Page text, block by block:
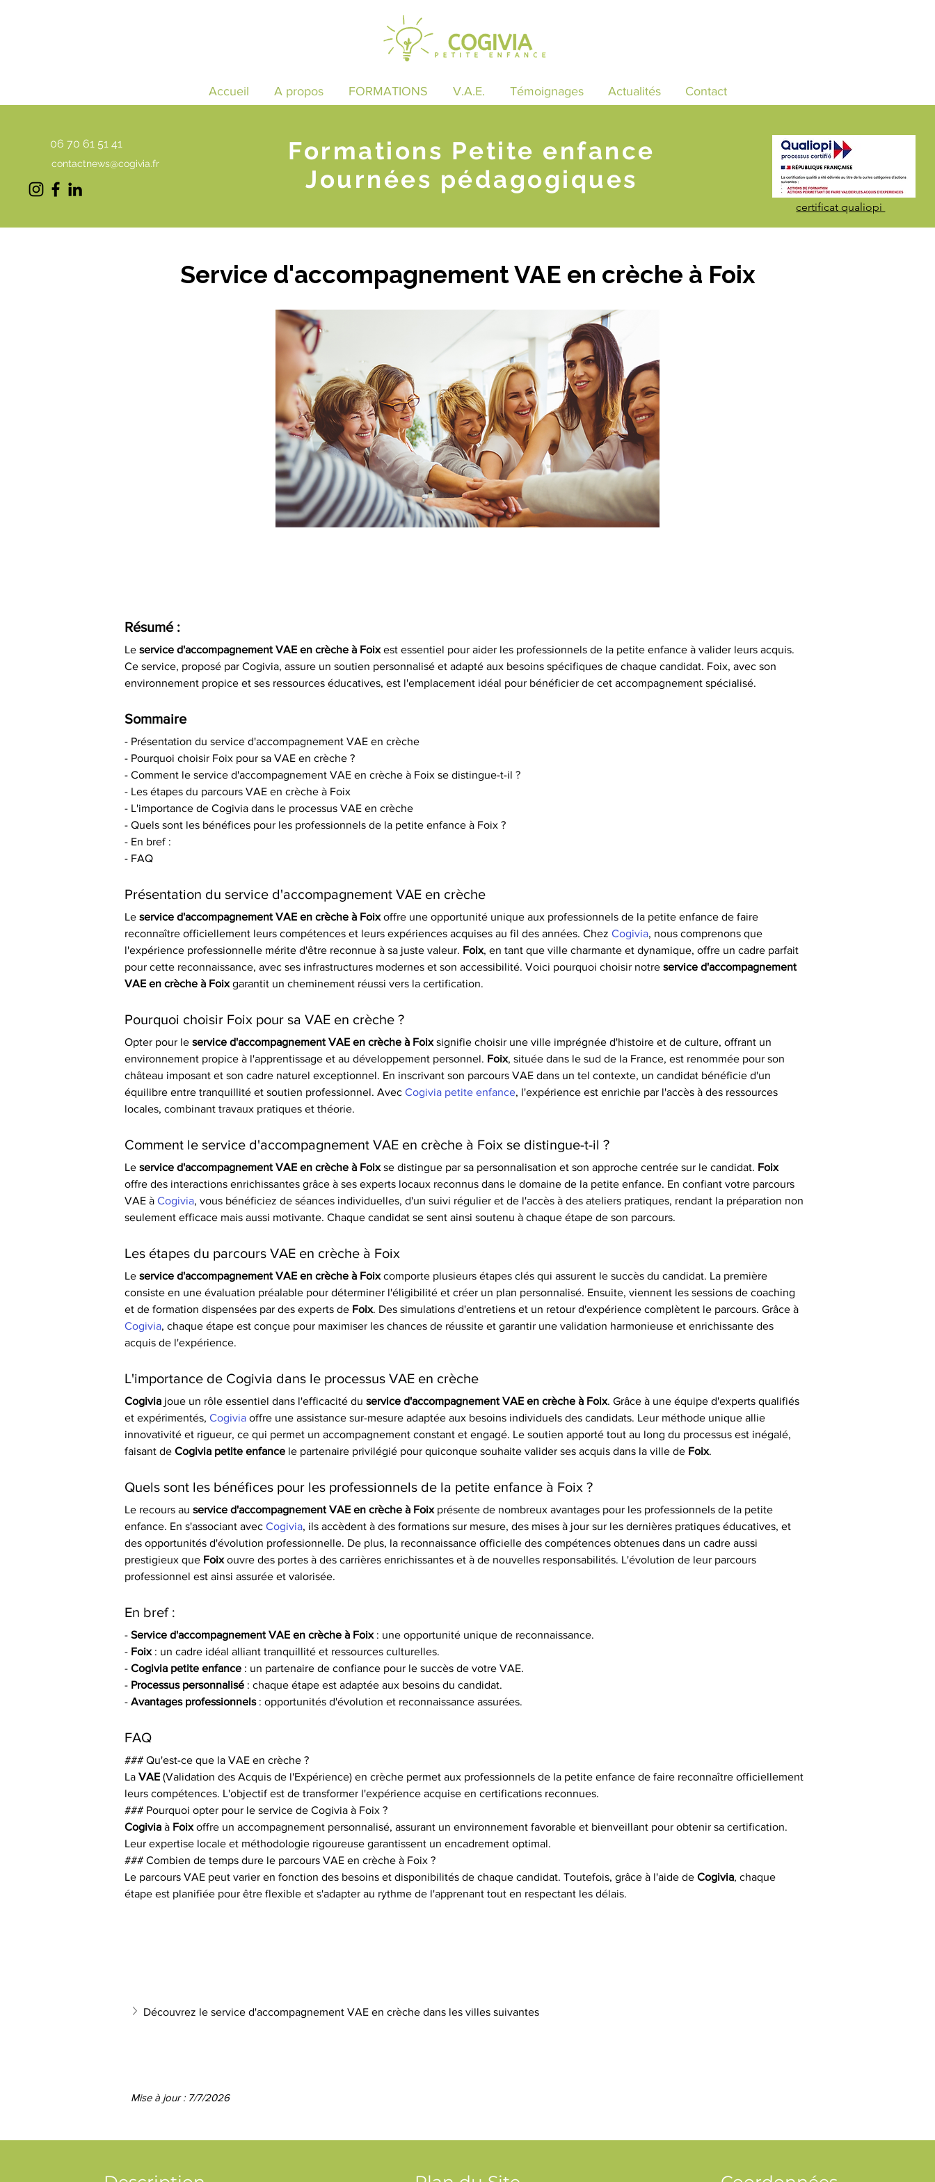
Accueil A propos FORMATIONS V.A.E. Témoignages Actualités Contact
06 70 61 51 41
contactnews@cogivia.fr
Formations Petite enfance
Journées pédagogiques
certificat qualiopi
Service d'accompagnement VAE en crèche à Foix
Résumé :
Le service d'accompagnement VAE en crèche à Foix est essentiel pour aider les professionnels de la petite enfance à valider leurs acquis.
Ce service, proposé par Cogivia, assure un soutien personnalisé et adapté aux besoins spécifiques de chaque candidat. Foix, avec son
environnement propice et ses ressources éducatives, est l'emplacement idéal pour bénéficier de cet accompagnement spécialisé.
Sommaire
- Présentation du service d'accompagnement VAE en crèche
- Pourquoi choisir Foix pour sa VAE en crèche ?
- Comment le service d'accompagnement VAE en crèche à Foix se distingue-t-il ?
- Les étapes du parcours VAE en crèche à Foix
- L'importance de Cogivia dans le processus VAE en crèche
- Quels sont les bénéfices pour les professionnels de la petite enfance à Foix ?
- En bref :
- FAQ
Présentation du service d'accompagnement VAE en crèche
Le service d'accompagnement VAE en crèche à Foix offre une opportunité unique aux professionnels de la petite enfance de faire
reconnaître officiellement leurs compétences et leurs expériences acquises au fil des années. Chez Cogivia, nous comprenons que
l'expérience professionnelle mérite d'être reconnue à sa juste valeur. Foix, en tant que ville charmante et dynamique, offre un cadre parfait
pour cette reconnaissance, avec ses infrastructures modernes et son accessibilité. Voici pourquoi choisir notre service d'accompagnement
VAE en crèche à Foix garantit un cheminement réussi vers la certification.
Pourquoi choisir Foix pour sa VAE en crèche ?
Opter pour le service d'accompagnement VAE en crèche à Foix signifie choisir une ville imprégnée d'histoire et de culture, offrant un
environnement propice à l'apprentissage et au développement personnel. Foix, située dans le sud de la France, est renommée pour son
château imposant et son cadre naturel exceptionnel. En inscrivant son parcours VAE dans un tel contexte, un candidat bénéficie d'un
équilibre entre tranquillité et soutien professionnel. Avec Cogivia petite enfance, l'expérience est enrichie par l'accès à des ressources
locales, combinant travaux pratiques et théorie.
Comment le service d'accompagnement VAE en crèche à Foix se distingue-t-il ?
Le service d'accompagnement VAE en crèche à Foix se distingue par sa personnalisation et son approche centrée sur le candidat. Foix
offre des interactions enrichissantes grâce à ses experts locaux reconnus dans le domaine de la petite enfance. En confiant votre parcours
VAE à Cogivia, vous bénéficiez de séances individuelles, d'un suivi régulier et de l'accès à des ateliers pratiques, rendant la préparation non
seulement efficace mais aussi motivante. Chaque candidat se sent ainsi soutenu à chaque étape de son parcours.
Les étapes du parcours VAE en crèche à Foix
Le service d'accompagnement VAE en crèche à Foix comporte plusieurs étapes clés qui assurent le succès du candidat. La première
consiste en une évaluation préalable pour déterminer l'éligibilité et créer un plan personnalisé. Ensuite, viennent les sessions de coaching
et de formation dispensées par des experts de Foix. Des simulations d'entretiens et un retour d'expérience complètent le parcours. Grâce à
Cogivia, chaque étape est conçue pour maximiser les chances de réussite et garantir une validation harmonieuse et enrichissante des
acquis de l'expérience.
L'importance de Cogivia dans le processus VAE en crèche
Cogivia joue un rôle essentiel dans l'efficacité du service d'accompagnement VAE en crèche à Foix. Grâce à une équipe d'experts qualifiés
et expérimentés, Cogivia offre une assistance sur-mesure adaptée aux besoins individuels des candidats. Leur méthode unique allie
innovativité et rigueur, ce qui permet un accompagnement constant et engagé. Le soutien apporté tout au long du processus est inégalé,
faisant de Cogivia petite enfance le partenaire privilégié pour quiconque souhaite valider ses acquis dans la ville de Foix.
Quels sont les bénéfices pour les professionnels de la petite enfance à Foix ?
Le recours au service d'accompagnement VAE en crèche à Foix présente de nombreux avantages pour les professionnels de la petite
enfance. En s'associant avec Cogivia, ils accèdent à des formations sur mesure, des mises à jour sur les dernières pratiques éducatives, et
des opportunités d'évolution professionnelle. De plus, la reconnaissance officielle des compétences obtenues dans un cadre aussi
prestigieux que Foix ouvre des portes à des carrières enrichissantes et à de nouvelles responsabilités. L'évolution de leur parcours
professionnel est ainsi assurée et valorisée.
En bref :
- Service d'accompagnement VAE en crèche à Foix : une opportunité unique de reconnaissance.
- Foix : un cadre idéal alliant tranquillité et ressources culturelles.
- Cogivia petite enfance : un partenaire de confiance pour le succès de votre VAE.
- Processus personnalisé : chaque étape est adaptée aux besoins du candidat.
- Avantages professionnels : opportunités d'évolution et reconnaissance assurées.
FAQ
### Qu'est-ce que la VAE en crèche ?
La VAE (Validation des Acquis de l'Expérience) en crèche permet aux professionnels de la petite enfance de faire reconnaître officiellement
leurs compétences. L'objectif est de transformer l'expérience acquise en certifications reconnues.
### Pourquoi opter pour le service de Cogivia à Foix ?
Cogivia à Foix offre un accompagnement personnalisé, assurant un environnement favorable et bienveillant pour obtenir sa certification.
Leur expertise locale et méthodologie rigoureuse garantissent un encadrement optimal.
### Combien de temps dure le parcours VAE en crèche à Foix ?
Le parcours VAE peut varier en fonction des besoins et disponibilités de chaque candidat. Toutefois, grâce à l'aide de Cogivia, chaque
étape est planifiée pour être flexible et s'adapter au rythme de l'apprenant tout en respectant les délais.
Découvrez le service d'accompagnement VAE en crèche dans les villes suivantes
Mise à jour : 7/7/2026